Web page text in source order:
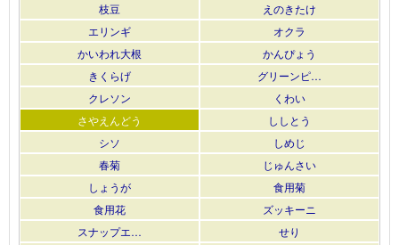
枝豆
えのきたけ
エリンギ
オクラ
かいわれ大根
かんぴょう
きくらげ
グリーンピ…
クレソン
くわい
さやえんどう
ししとう
シソ
しめじ
春菊
じゅんさい
しょうが
食用菊
食用花
ズッキーニ
スナップエ…
せり